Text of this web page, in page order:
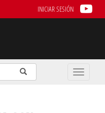
INICIAR SESIÓN
Enviar
Buscar
Toggle